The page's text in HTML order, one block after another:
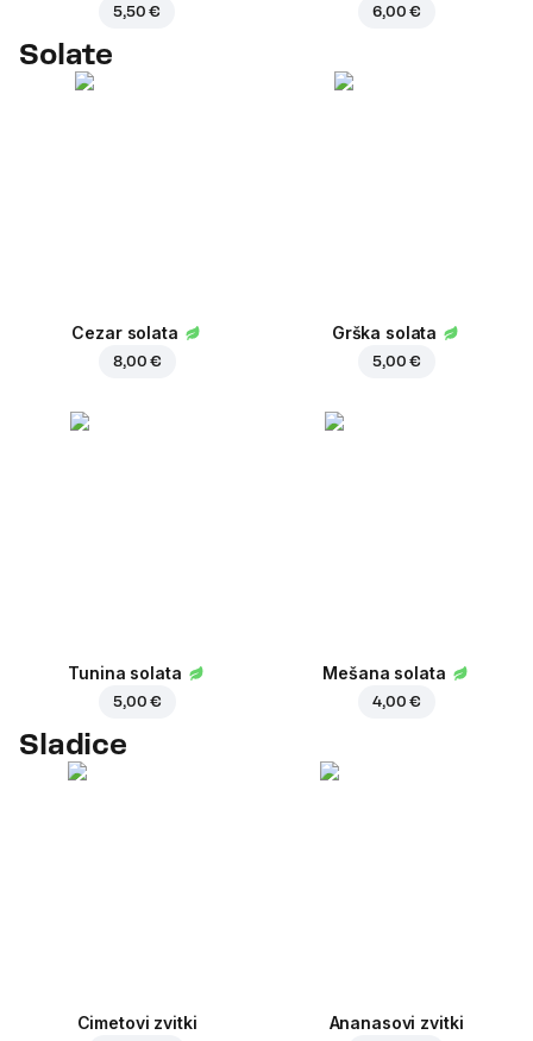
5,50 € 6,00 €
Solate
Cezar solata
8,00 €
Grška solata
5,00 €
Tunina solata
5,00 €
Mešana solata
4,00 €
Sladice
Cimetovi zvitki Ananasovi zvitki